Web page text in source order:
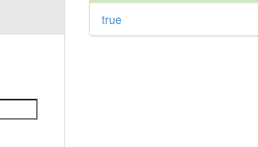
true